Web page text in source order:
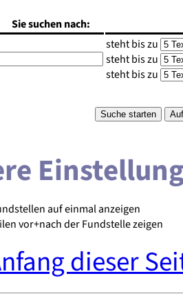
Sie suchen nach:
steht bis zu
steht bis zu
steht bis zu
auf einmal anzeigen
vor+nach der Fundstelle zeigen
dieser